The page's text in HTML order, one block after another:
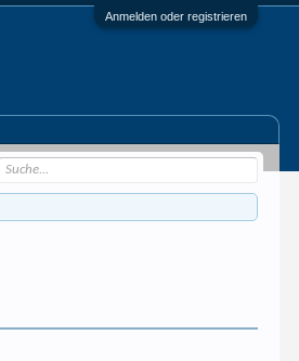
Anmelden oder registrieren